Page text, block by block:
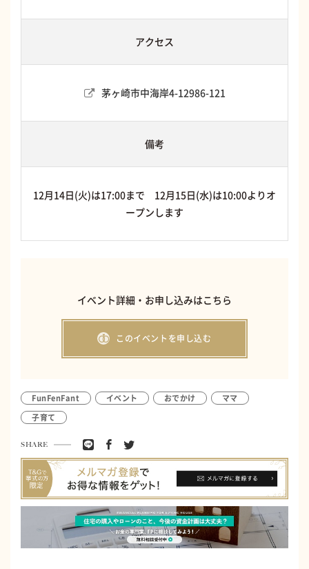
アクセス
茅ヶ崎市中海岸4-12986-121
備考
12月14日(火)は17:00まで 12月15日(水)は10:00よりオ
ープンします
イベント詳細・お申し込みはこちら
このイベントを申し込む
FunFenFant イベント おでかけ
ママ
子育て
SHARE